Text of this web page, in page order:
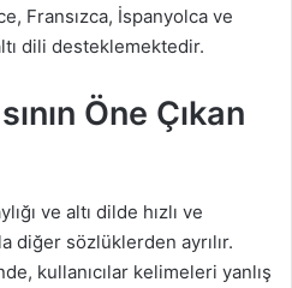
Fransızca, İspanyolca ve
dili desteklemektedir.
Öne Çıkan
ve altı dilde hızlı ve
diğer sözlüklerden ayrılır.
kullanıcılar kelimeleri yanlış